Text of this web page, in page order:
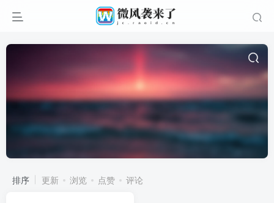
排序 更新 浏览 点赞 评论